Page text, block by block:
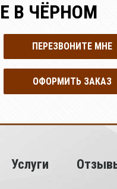
В ЧЁРНОМ
ПЕРЕЗВОНИТЕ МНЕ
ОФОРМИТЬ ЗАКАЗ
Услуги